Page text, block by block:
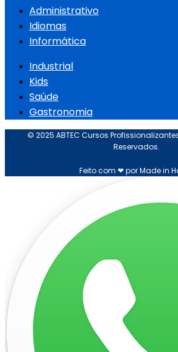
Administrativo
Idiomas
Informática
Industrial
Kids
Saúde
Gastronomia
© 2025 ABTEC Cursos
Reservados.
Feito com ❤ por Made in